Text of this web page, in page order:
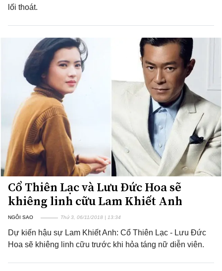
lối thoát.
Cổ Thiên Lạc và Lưu Đức Hoa sẽ
khiêng linh cữu Lam Khiết Anh
NGÔI SAO Thứ 3, 06/11/2018 | 13:34
Dự kiến hậu sự Lam Khiết Anh: Cổ Thiên Lạc - Lưu Đức
Hoa sẽ khiêng linh cữu trước khi hỏa táng nữ diễn viên.